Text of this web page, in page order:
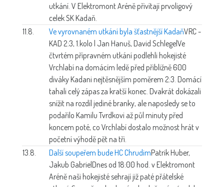
utkání. V Elektromont Aréně přivítají prvoligový
celek SK Kadaň.
11.8.
Ve vyrovnaném utkání byla šťastnější KadaňVRC -
KAD 2:3, 1.kolo | Jan Hanuš, David SchlegelVe
čtvrtém přípravném utkání podlehli hokejisté
Vrchlabí na domácím ledě před přibližně 600
diváky Kadani nejtěsnějším poměrem 2:3. Domácí
tahali celý zápas za kratší konec. Dvakrát dokázali
snížit na rozdíl jediné branky, ale naposledy se to
podařilo Kamilu Tvrdkovi až půl minuty před
koncem poté, co Vrchlabí dostalo možnost hrát v
početní výhodě pět na tři.
13.8.
Další soupeřem bude HC ChrudimPatrik Huber,
Jakub GabrielDnes od 18:00 hod. v Elektromont
Aréně naši hokejisté sehrají již paté přátelské